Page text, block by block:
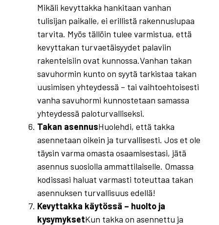
Mikäli kevyttakka hankitaan vanhan
tulisijan paikalle, ei erillistä rakennuslupaa
tarvita. Myös tällöin tulee varmistua, että
kevyttakan turvaetäisyydet palaviin
rakenteisiin ovat kunnossa.Vanhan takan
savuhormin kunto on syytä tarkistaa takan
uusimisen yhteydessä – tai vaihtoehtoisesti
vanha savuhormi kunnostetaan samassa
yhteydessä paloturvalliseksi.
Takan asennusHuolehdi, että takka
asennetaan oikein ja turvallisesti. Jos et ole
täysin varma omasta osaamisestasi, jätä
asennus suosiolla ammattilaiselle. Omassa
kodissasi haluat varmasti toteuttaa takan
asennuksen turvallisuus edellä!
Kevyttakka käytössä – huolto ja
kysymyksetKun takka on asennettu ja